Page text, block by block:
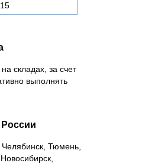
15
складах, за счет
выполнять
Тюмень,